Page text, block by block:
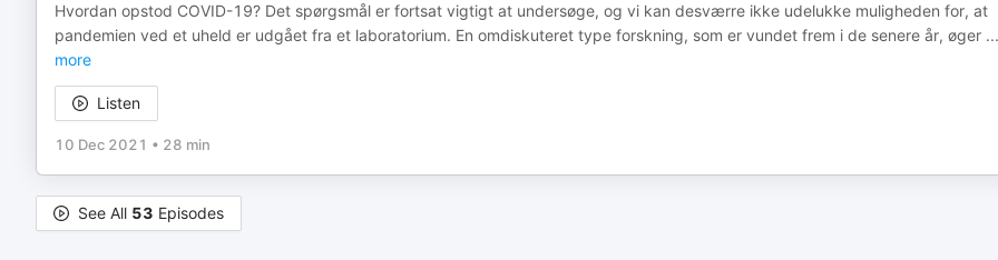
Hvordan opstod COVID-19? Det spørgsmål er fortsat vigtigt at undersøge, og vi kan desværre ikke udelukke muligheden for, at
pandemien ved et uheld er udgået fra et laboratorium. En omdiskuteret type forskning, som er vundet frem i de senere år, øger ...
more
Listen
10 Dec 2021 • 28 min
See All 53 Episodes